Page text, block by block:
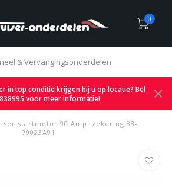
0
& Vervangingsonderdelen
in top conditie krijgen bij u op locatie? Bel
voor meer informatie!
startmotor 90 Amp. zekering 88-
79023A91